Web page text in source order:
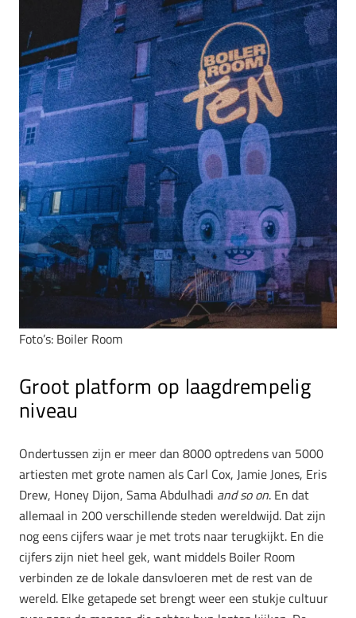
Foto’s: Boiler Room
Groot platform op laagdrempelig
niveau
Ondertussen zijn er meer dan 8000 optredens van 5000
artiesten met grote namen als Carl Cox, Jamie Jones, Eris
Drew, Honey Dijon, Sama Abdulhadi and so on. En dat
allemaal in 200 verschillende steden wereldwijd. Dat zijn
nog eens cijfers waar je met trots naar terugkijkt. En die
cijfers zijn niet heel gek, want middels Boiler Room
verbinden ze de lokale dansvloeren met de rest van de
wereld. Elke getapede set brengt weer een stukje cultuur